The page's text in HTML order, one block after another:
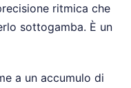
ritmica che
sottogamba. È un
a un accumulo di